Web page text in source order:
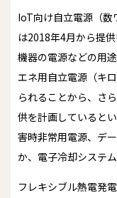
IoT向け自立電源（数
は2018年4月から提
機器の電源などの用
エネ用自立電源（キ
られることから、さ
供を計画していると
害時非常用電源、デ
か、電子冷却システ
フレキシブル熱電発